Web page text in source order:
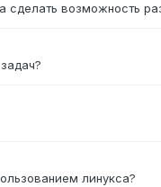
возможность
линукса?